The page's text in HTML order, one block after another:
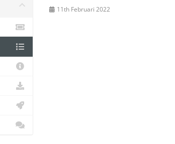
11th Februari 2022